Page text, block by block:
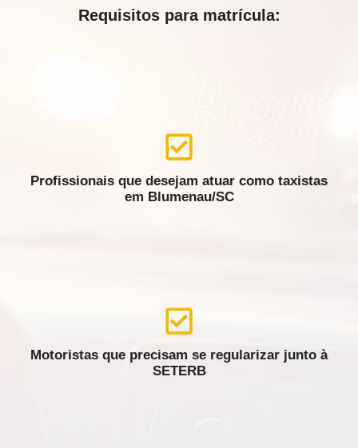
Requisitos para matrícula:
Profissionais que desejam atuar como taxistas
em Blumenau/SC
Motoristas que precisam se regularizar junto à
SETERB